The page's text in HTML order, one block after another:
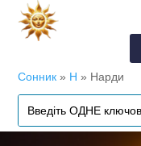
Сонник » Н » Нарди